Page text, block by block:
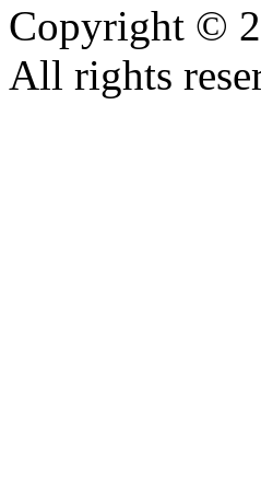
Copyright ©
All rights